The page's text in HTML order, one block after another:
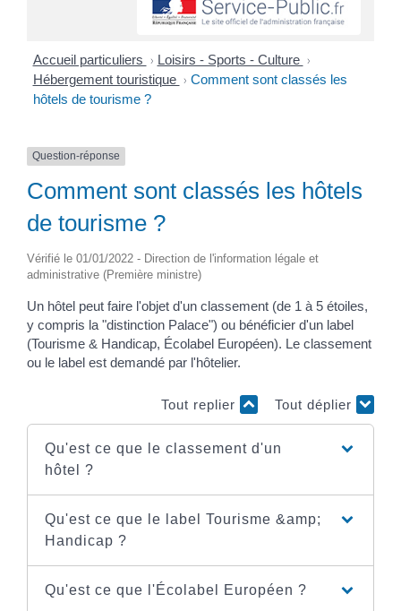
Accueil particuliers > Loisirs - Sports - Culture >
Hébergement touristique > Comment sont classés les
hôtels de tourisme ?
Question-réponse
Comment sont classés les hôtels
de tourisme ?
Vérifié le 01/01/2022 - Direction de l'information légale et
administrative (Première ministre)
Un hôtel peut faire l'objet d'un classement (de 1 à 5 étoiles,
y compris la "distinction Palace") ou bénéficier d'un label
(Tourisme & Handicap, Écolabel Européen). Le classement
ou le label est demandé par l'hôtelier.
Tout replier Tout déplier
Qu'est ce que le classement d'un
hôtel ?
Qu'est ce que le label Tourisme &amp;
Handicap ?
Qu'est ce que l'Écolabel Européen ?